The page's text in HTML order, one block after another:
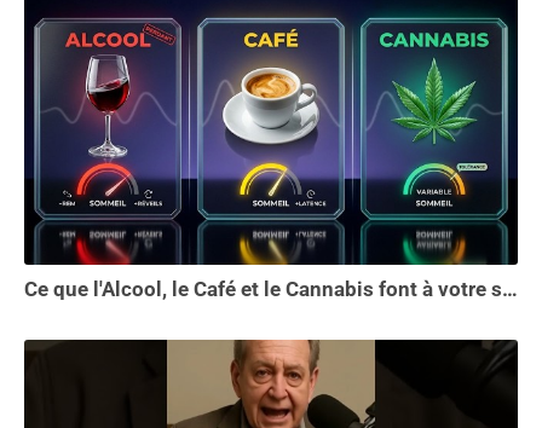
Ce que l'Alcool, le Café et le Cannabis font à votre sommeil vous choquera